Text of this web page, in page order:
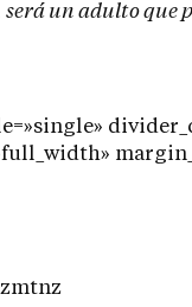
será un adulto que